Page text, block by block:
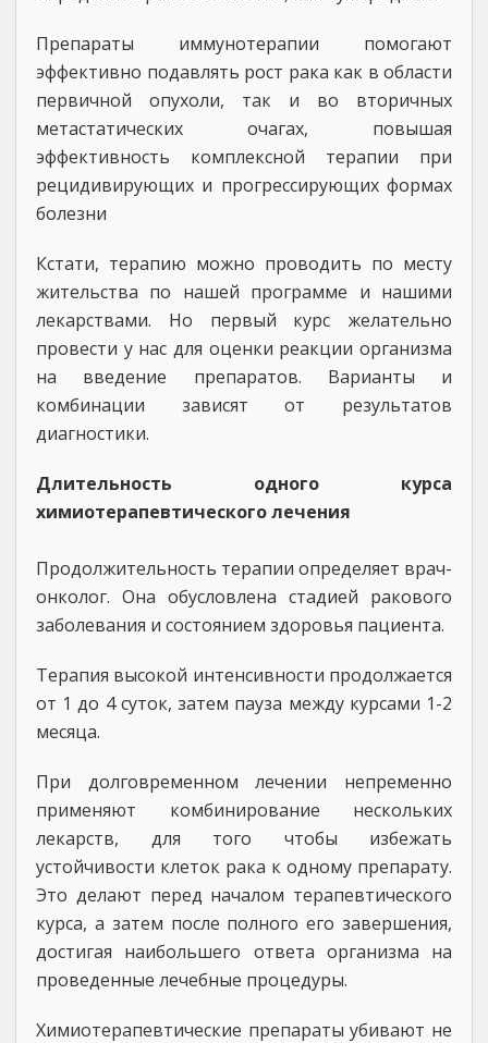
Препараты иммунотерапии помогают
эффективно подавлять рост рака как в области
первичной опухоли, так и во вторичных
метастатических очагах, повышая
эффективность комплексной терапии при
рецидивирующих и прогрессирующих формах
болезни
Кстати, терапию можно проводить по месту
жительства по нашей программе и нашими
лекарствами. Но первый курс желательно
провести у нас для оценки реакции организма
на введение препаратов. Варианты и
комбинации зависят от результатов
диагностики.
Длительность одного курса
химиотерапевтического лечения
Продолжительность терапии определяет врач-
онколог. Она обусловлена стадией ракового
заболевания и состоянием здоровья пациента.
Терапия высокой интенсивности продолжается
от 1 до 4 суток, затем пауза между курсами 1-2
месяца.
При долговременном лечении непременно
применяют комбинирование нескольких
лекарств, для того чтобы избежать
устойчивости клеток рака к одному препарату.
Это делают перед началом терапевтического
курса, а затем после полного его завершения,
достигая наибольшего ответа организма на
проведенные лечебные процедуры.
Химиотерапевтические препараты убивают не